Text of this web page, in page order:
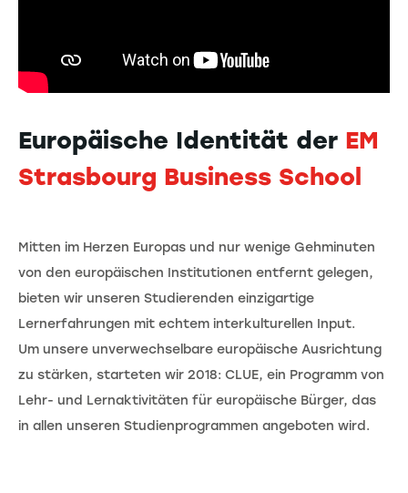
Europäische Identität der EM
Strasbourg Business School
Mitten im Herzen Europas und nur wenige Gehminuten
von den europäischen Institutionen entfernt gelegen,
bieten wir unseren Studierenden einzigartige
Lernerfahrungen mit echtem interkulturellen Input.
Um unsere unverwechselbare europäische Ausrichtung
zu stärken, starteten wir 2018: CLUE, ein Programm von
Lehr- und Lernaktivitäten für europäische Bürger, das
in allen unseren Studienprogrammen angeboten wird.